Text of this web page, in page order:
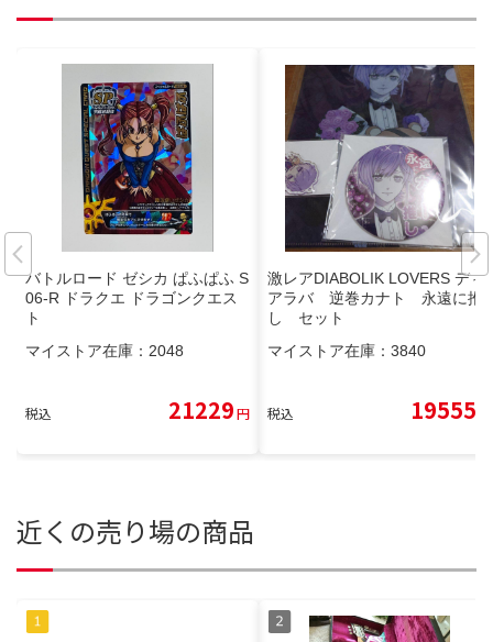
バトルロード ゼシカ ぱふぱふ S
06-R ドラクエ ドラゴンクエス
ト
マイストア在庫： 2048
税込 21229円
激レアDIABOLIK LOVERS ディ
アラバ 逆巻カナト 永遠に推
し セット
マイストア在庫： 3840
税込 19555
近くの売り場の商品